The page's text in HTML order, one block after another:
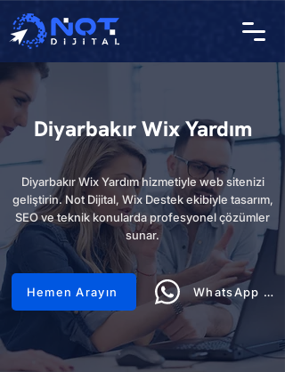
Diyarbakır Wix Yardım
Diyarbakır Wix Yardım hizmetiyle web sitenizi
geliştirin. Not Dijital, Wix Destek ekibiyle tasarım,
SEO ve teknik konularda profesyonel çözümler
sunar.
Hemen Arayın WhatsApp Hattı